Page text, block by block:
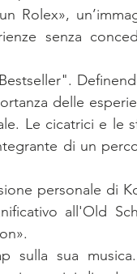
Rolex»,
senza
delle
Le cicatrici e le
di un
personale di
all'Old
sulla sua